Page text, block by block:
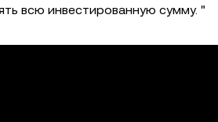
всю инвестированную сумму. "